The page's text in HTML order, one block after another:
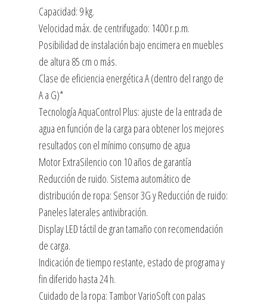
SUPER
RAPIDO
15/30
cantidad
Capacidad: 9 kg.
Velocidad máx. de centrifugado: 1400 r.p.m.
Posibilidad de instalación bajo encimera en muebles
de altura 85 cm o más.
Clase de eficiencia energética A (dentro del rango de
A a G)*
Tecnología AquaControl Plus: ajuste de la entrada de
agua en función de la carga para obtener los mejores
resultados con el mínimo consumo de agua
Motor ExtraSilencio con 10 años de garantía
Reducción de ruido. Sistema automático de
distribución de ropa: Sensor 3G y Reducción de ruido:
Paneles laterales antivibración.
Display LED táctil de gran tamaño con recomendación
de carga.
Indicación de tiempo restante, estado de programa y
fin diferido hasta 24 h.
Cuidado de la ropa: Tambor VarioSoft con palas